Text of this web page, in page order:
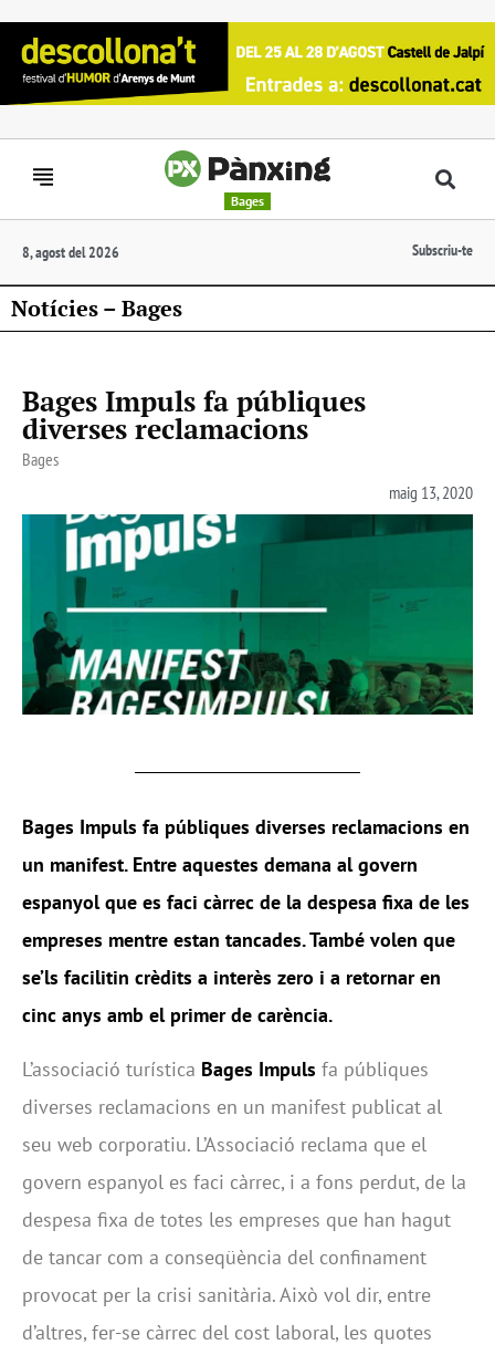
Bages
8, agost del 2026 Subscriu-te
Notícies – Bages
Bages Impuls fa públiques
diverses reclamacions
Bages
maig 13, 2020
Bages Impuls fa públiques diverses reclamacions en
un manifest. Entre aquestes demana al govern
espanyol que es faci càrrec de la despesa fixa de les
empreses mentre estan tancades. També volen que
se’ls facilitin crèdits a interès zero i a retornar en
cinc anys amb el primer de carència.
L’associació turística Bages Impuls fa públiques
diverses reclamacions en un manifest publicat al
seu web corporatiu. L’Associació reclama que el
govern espanyol es faci càrrec, i a fons perdut, de la
despesa fixa de totes les empreses que han hagut
de tancar com a conseqüència del confinament
provocat per la crisi sanitària. Això vol dir, entre
d’altres, fer-se càrrec del cost laboral, les quotes